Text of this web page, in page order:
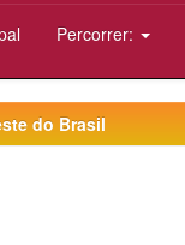
Percorrer:
do Brasil